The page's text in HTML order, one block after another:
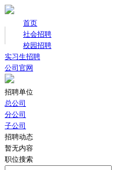
首页
社会招聘
校园招聘
实习生招聘
公司官网
招聘单位
总公司
分公司
子公司
招聘动态
暂无内容
职位搜索